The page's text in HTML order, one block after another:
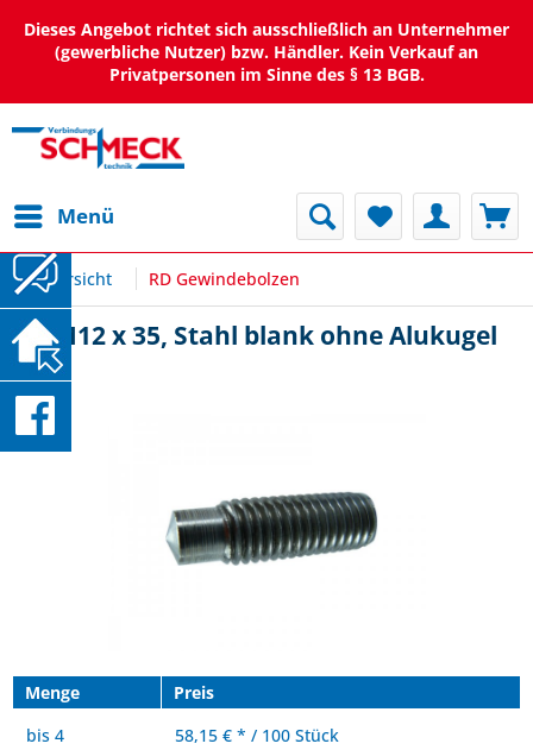
Dieses Angebot richtet sich ausschließlich an Unternehmer
(gewerbliche Nutzer) bzw. Händler. Kein Verkauf an
Privatpersonen im Sinne des § 13 BGB.
Menü
Übersicht RD Gewindebolzen
RD M12 x 35, Stahl blank ohne Alukugel
Menge
Preis
bis 4 58,15 € * / 100 Stück